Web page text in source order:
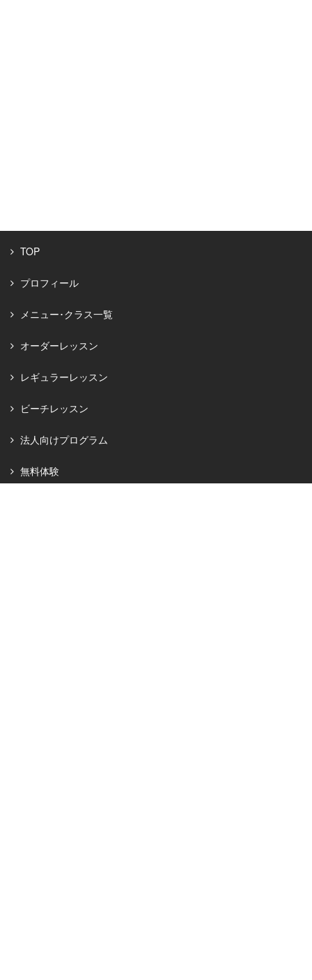
TOP
プロフィール
メニュー･クラス一覧
オーダーレッスン
レギュラーレッスン
ビーチレッスン
法人向けプログラム
無料体験